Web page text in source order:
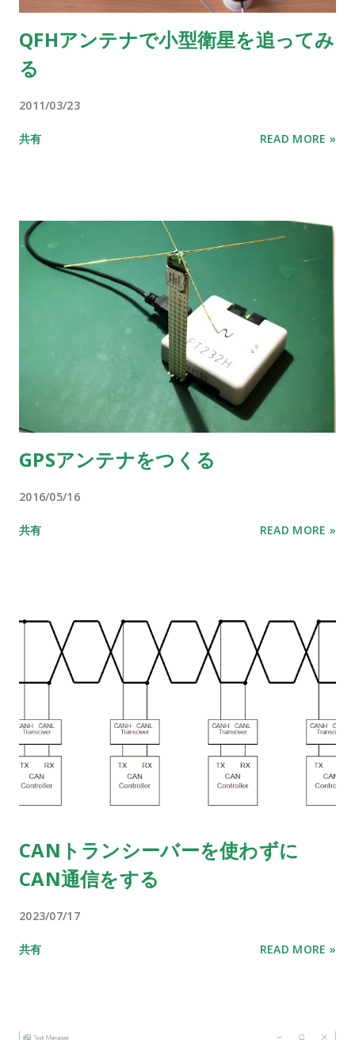
QFHアンテナで小型衛星を追ってみ
る
2011/03/23
共有 READ MORE »
GPSアンテナをつくる
2016/05/16
共有 READ MORE »
CANトランシーバーを使わずに
CAN通信をする
2023/07/17
共有 READ MORE »